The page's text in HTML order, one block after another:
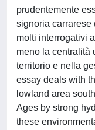
prudentemente
signoria carrarese
molti interrogativi
meno la centralità
territorio e nella
essay deals with
lowland area
Ages by strong
these